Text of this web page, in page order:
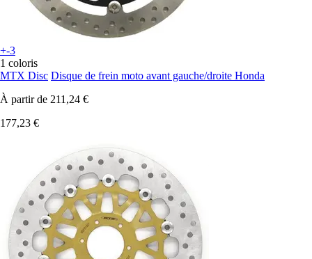
+-3
1 coloris
MTX Disc Disque de frein moto avant gauche/droite Honda
À partir de 211,24 €
177,23 €